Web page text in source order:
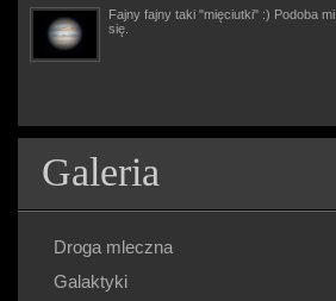
Fajny fajny taki "mięciutki" :) Podoba mi
się.
Galeria
Droga mleczna
Galaktyki